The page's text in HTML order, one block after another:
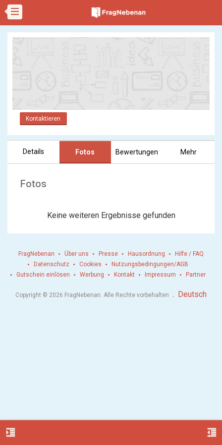
Kontaktieren
Details Fotos Bewertungen Mehr
Fotos
Keine weiteren Ergebnisse gefunden
format_indent_increase format_indent_decrease
FragNebenan Über uns Presse Hausordnung
Hilfe / FAQ
Datenschutz
Cookies
Nutzungsbedingungen/AGB
Gutschein einlösen
Werbung Kontakt Impressum Partner
Copyright © 2026 FragNebenan. Alle Rechte vorbehalten . Deutsch